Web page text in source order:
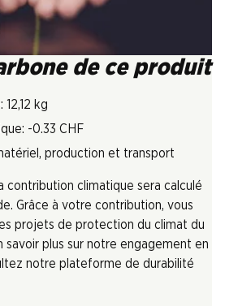
de ce produit
kg
-0.33 CHF
production et transport
contribution climatique sera calculé
Grâce à votre contribution, vous
projets de protection du climat du
savoir plus sur notre engagement en
notre plateforme de durabilité